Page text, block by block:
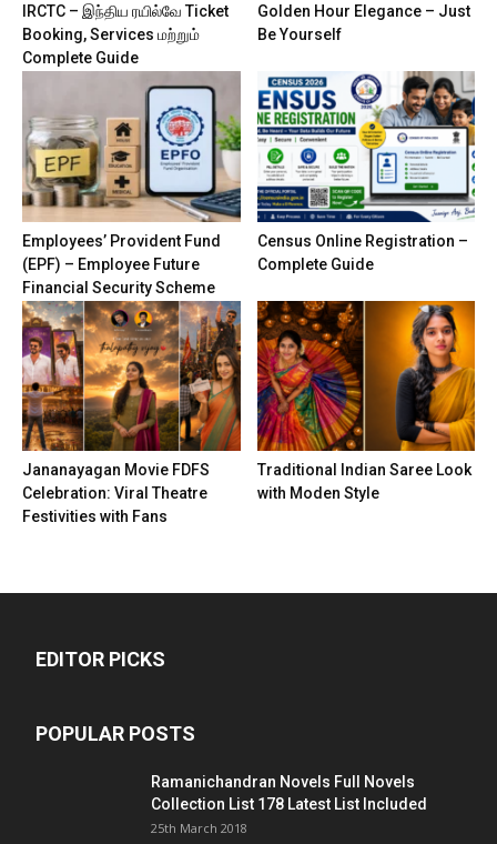
IRCTC – இந்திய ரயில்வே Ticket
Booking, Services மற்றும்
Complete Guide
Golden Hour Elegance – Just
Be Yourself
Employees’ Provident Fund
(EPF) – Employee Future
Financial Security Scheme
Census Online Registration –
Complete Guide
Jananayagan Movie FDFS
Celebration: Viral Theatre
Festivities with Fans
Traditional Indian Saree Look
with Moden Style
EDITOR PICKS
POPULAR POSTS
Ramanichandran Novels Full Novels
Collection List 178 Latest List Included
25th March 2018